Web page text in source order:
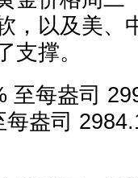
，以及美、
支撑。
至每盎司
盎司